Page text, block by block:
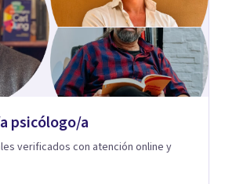
entendiendo que cada
es único y requiere una mirada
psicólogo/a
verificados con atención online y